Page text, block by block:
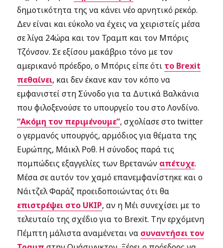
δημοτικότητα της να κάνει νέο αρνητικό ρεκόρ.
Δεν είναι και εύκολο να έχεις να χειριστείς μέσα
σε λίγα 24ώρα και τον Τραμπ και τον Μπόρις
Τζόνσον. Σε εξίσου μακάβριο τόνο με τον
αμερικανό πρόεδρο, ο Μπόρις είπε ότι το Brexit
πεθαίνει, και δεν έκανε καν τον κόπο να
εμφανιστεί στη Σύνοδο για τα Δυτικά Βαλκάνια
που φιλοξενούσε το υπουργείο του στο Λονδίνο.
“Ακόμη τον περιμένουμε”, σχολίασε στο twitter
o γερμανός υπουργός, αρμόδιος για θέματα της
Ευρώπης, Μάικλ Ροθ. Η σύνοδος παρά τις
πομπώδεις εξαγγελίες των Βρετανών απέτυχε.
Μέσα σε αυτόν τον χαμό επανεμφανίστηκε και ο
Νάιτζελ Φαράζ προειδοποιώντας ότι θα
επιστρέψει στο UKIP, αν η Μέι συνεχίσει με το
τελευταίο της σχέδιο για το Brexit. Την ερχόμενη
Πέμπτη μάλιστα αναμένεται να συναντήσει τον